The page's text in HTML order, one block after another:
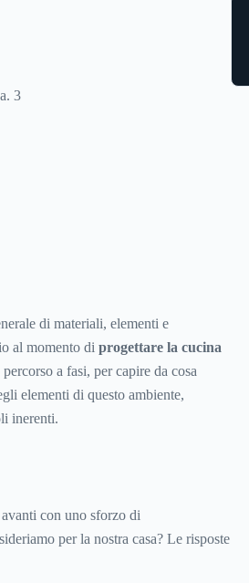
3
di materiali, elementi e
al momento di progettare la cucina
a fasi, per capire da cosa
elementi di questo ambiente,
inerenti.
con uno sforzo di
per la nostra casa? Le risposte